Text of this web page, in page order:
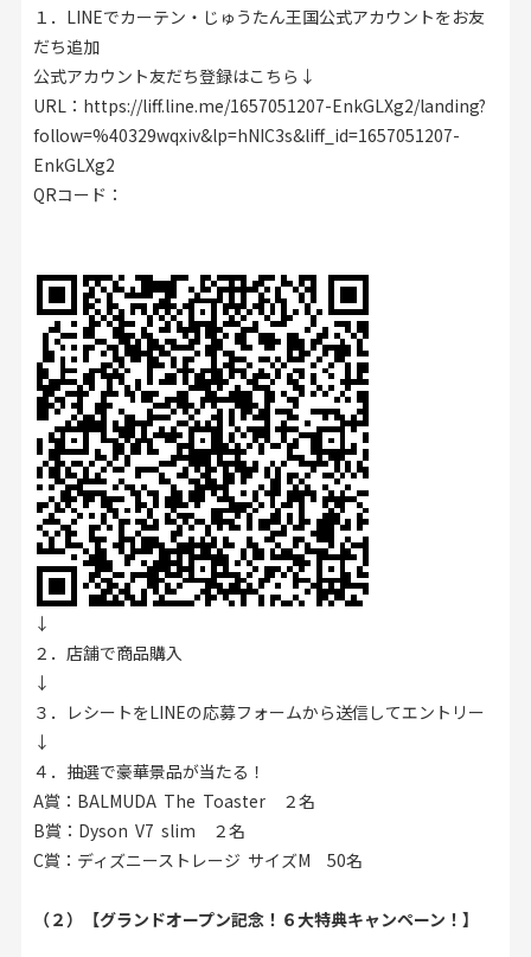
１．LINEでカーテン・じゅうたん王国公式アカウントをお友
だち追加
公式アカウント友だち登録はこちら↓
URL： https://liff.line.me/1657051207-EnkGLXg2/landing?
follow=%40329wqxiv&lp=hNIC3s&liff_id=1657051207-
EnkGLXg2
QRコード：
↓
２．店舗で商品購入
↓
３．レシートをLINEの応募フォームから送信してエントリー
↓
４．抽選で豪華景品が当たる！
A賞：BALMUDA The Toaster ２名
B賞：Dyson V7 slim ２名
C賞：ディズニーストレージ サイズM 50名
（２）【グランドオープン記念！６大特典キャンペーン！】